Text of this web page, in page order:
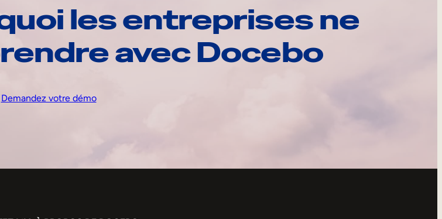
les entreprises ne
avec Docebo
Demandez votre démo